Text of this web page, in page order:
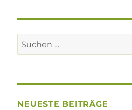
Suchen
nach:
NEUESTE BEITRÄGE